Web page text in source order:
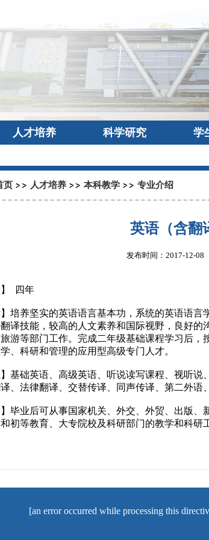
人才培养 科学研究 学
页 人才培养 本科教学 专业介绍
英语（含翻
发布时间：2017-12-08
】 四年
】培养坚实的英语语言基本功，系统的英语语
译技能，较高的人文素养和国际视野，良好
游等部门工作。完成二年级基础课程学习后
、科研和管理的应用型高级专门人才。
】基础英语、高级英语、听说读写课程、视听
、法律翻译、交替传译、同声传译、第二外语
】毕业后可从事国家机关、外交、外贸、出版
初等教育、大专院校及科研部门的教学和科研
[an error occurred while processing this